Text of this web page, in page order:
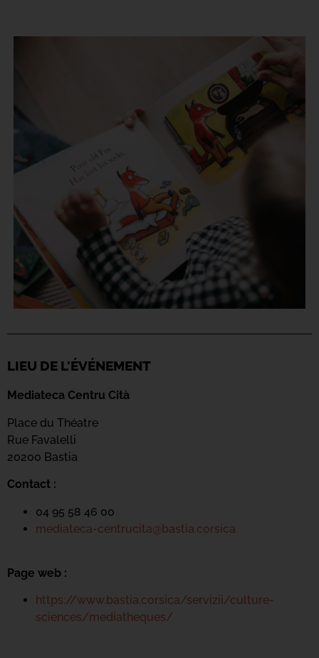
LIEU DE L'ÉVÉNEMENT
Mediateca Centru Cità
Place du Théatre
Rue Favalelli
20200 Bastia
Contact :
04 95 58 46 00
mediateca-centrucita@bastia.corsica
Page web :
https://www.bastia.corsica/servizii/culture-
sciences/mediatheques/